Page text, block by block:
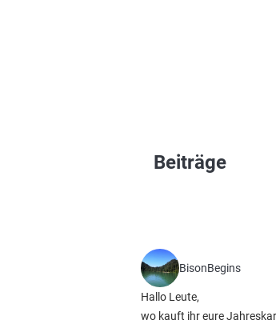
Beiträge
BisonBegins
Hallo Leute,
wo kauft ihr eure